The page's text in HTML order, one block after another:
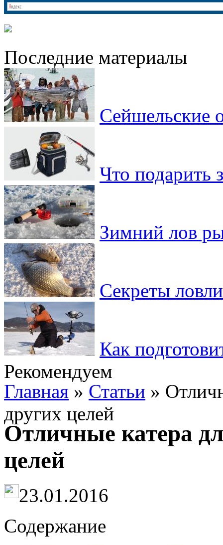
Последние материалы
Сейшельские
Что подарить
Зимний лов
Секреты
Как
Рекомендуем
Главная » Статьи »
других целей
Отличные катера
целей
23.01.2016
Содержание